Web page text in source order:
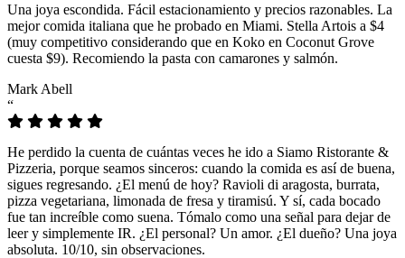
Una joya escondida. Fácil estacionamiento y precios razonables. La
mejor comida italiana que he probado en Miami. Stella Artois a $4
(muy competitivo considerando que en Koko en Coconut Grove
cuesta $9). Recomiendo la pasta con camarones y salmón.
Mark Abell
“
He perdido la cuenta de cuántas veces he ido a Siamo Ristorante &
Pizzeria, porque seamos sinceros: cuando la comida es así de buena,
sigues regresando. ¿El menú de hoy? Ravioli di aragosta, burrata,
pizza vegetariana, limonada de fresa y tiramisú. Y sí, cada bocado
fue tan increíble como suena. Tómalo como una señal para dejar de
leer y simplemente IR. ¿El personal? Un amor. ¿El dueño? Una joya
absoluta. 10/10, sin observaciones.